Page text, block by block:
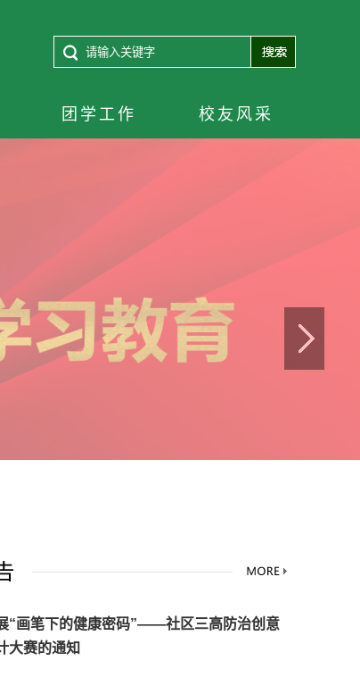
团学工作 校友风采
“画笔下的健康密码”——社区三高防治创意
大赛的通知